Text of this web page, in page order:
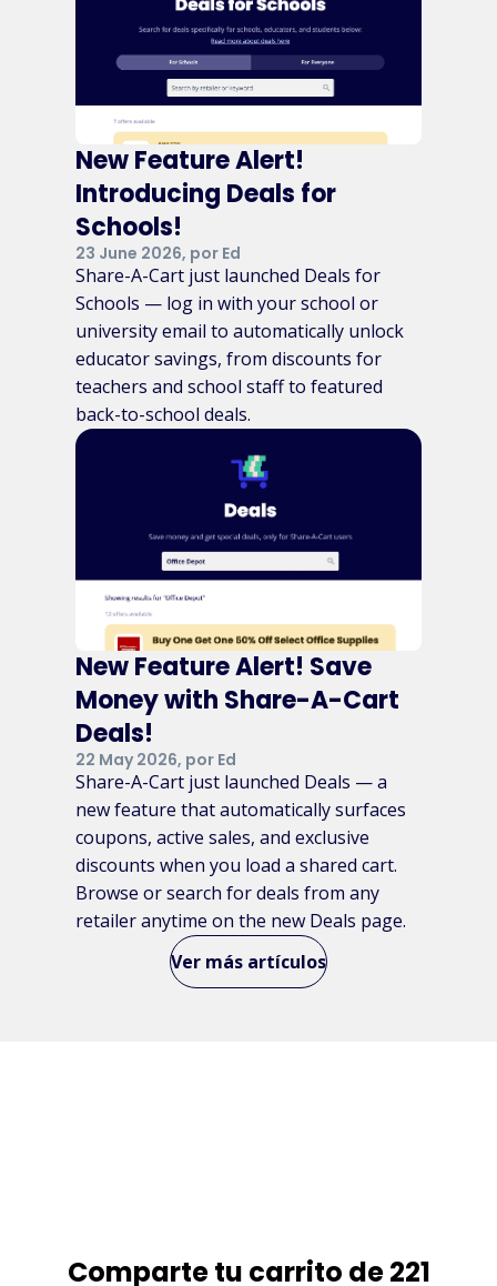
New Feature Alert!
Introducing Deals for
Schools!
23 June 2026, por Ed
Share-A-Cart just launched Deals for
Schools — log in with your school or
university email to automatically unlock
educator savings, from discounts for
teachers and school staff to featured
back-to-school deals.
New Feature Alert! Save
Money with Share-A-Cart
Deals!
22 May 2026, por Ed
Share-A-Cart just launched Deals — a
new feature that automatically surfaces
coupons, active sales, and exclusive
discounts when you load a shared cart.
Browse or search for deals from any
retailer anytime on the new Deals page.
Ver más artículos
Comparte tu carrito de 221